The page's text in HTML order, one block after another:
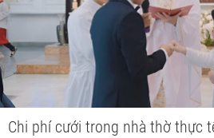
Chi phí cưới trong nhà thờ thực